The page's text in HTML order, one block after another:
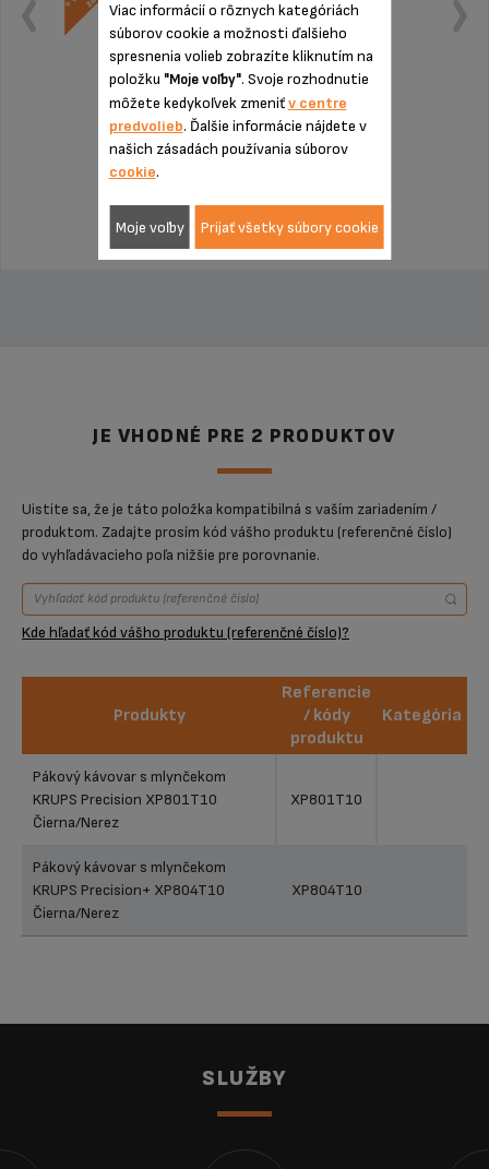
Produkt uz viac nieje k dispozícií
JE VHODNÉ PRE 2 PRODUKTOV
Uistite sa, že je táto položka kompatibilná s vaším zariadením /
produktom. Zadajte prosím kód vášho produktu (referenčné číslo)
do vyhľadávacieho poľa nižšie pre porovnanie.
Kde hľadať kód vášho produktu (referenčné číslo)?
Produkty
Referencie
/ kódy
produktu
Kategória
Produkty
produktu
Pákový kávovar s mlynčekom
KRUPS Precision XP801T10
Čierna/Nerez
XP801T10
Pákový kávovar s mlynčekom
KRUPS Precision+ XP804T10
Čierna/Nerez
XP804T10
SLUŽBY
Viac informácií o rôznych kategóriách
súborov cookie a možnosti ďalšieho
spresnenia volieb zobrazíte kliknutím na
položku "Moje voľby". Svoje rozhodnutie
môžete kedykoľvek zmeniťv centre
predvolieb. Ďalšie informácie nájdete v
našich zásadách používania súborov
cookie.
Moje voľby Prijať všetky súbory cookie